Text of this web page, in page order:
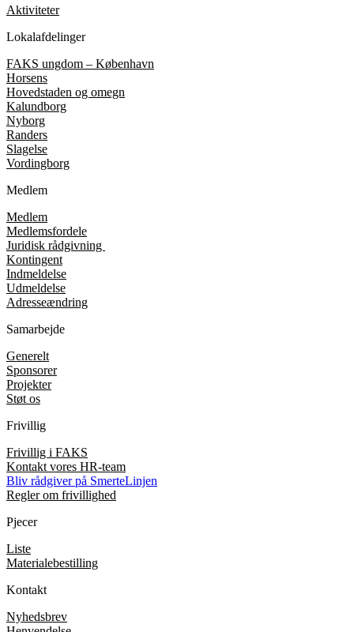
Aktiviteter
Lokalafdelinger
FAKS ungdom – København
Horsens
Hovedstaden og omegn
Kalundborg
Nyborg
Randers
Slagelse
Vordingborg
Medlem
Medlem
Medlemsfordele
Juridisk rådgivning
Kontingent
Indmeldelse
Udmeldelse
Adresseændring
Samarbejde
Generelt
Sponsorer
Projekter
Støt os
Frivillig
Frivillig i FAKS
Kontakt vores HR-team
Bliv rådgiver på SmerteLinjen
Regler om frivillighed
Pjecer
Liste
Materialebestilling
Kontakt
Nyhedsbrev